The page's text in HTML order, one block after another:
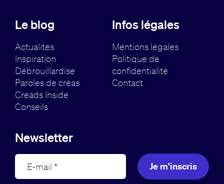
Le blog
Actualités
Inspiration
Débrouillardise
Paroles de créas
Creads Inside
Conseils
Infos légales
Mentions légales
Politique de
confidentialité
Contact
Newsletter
Je m'inscris